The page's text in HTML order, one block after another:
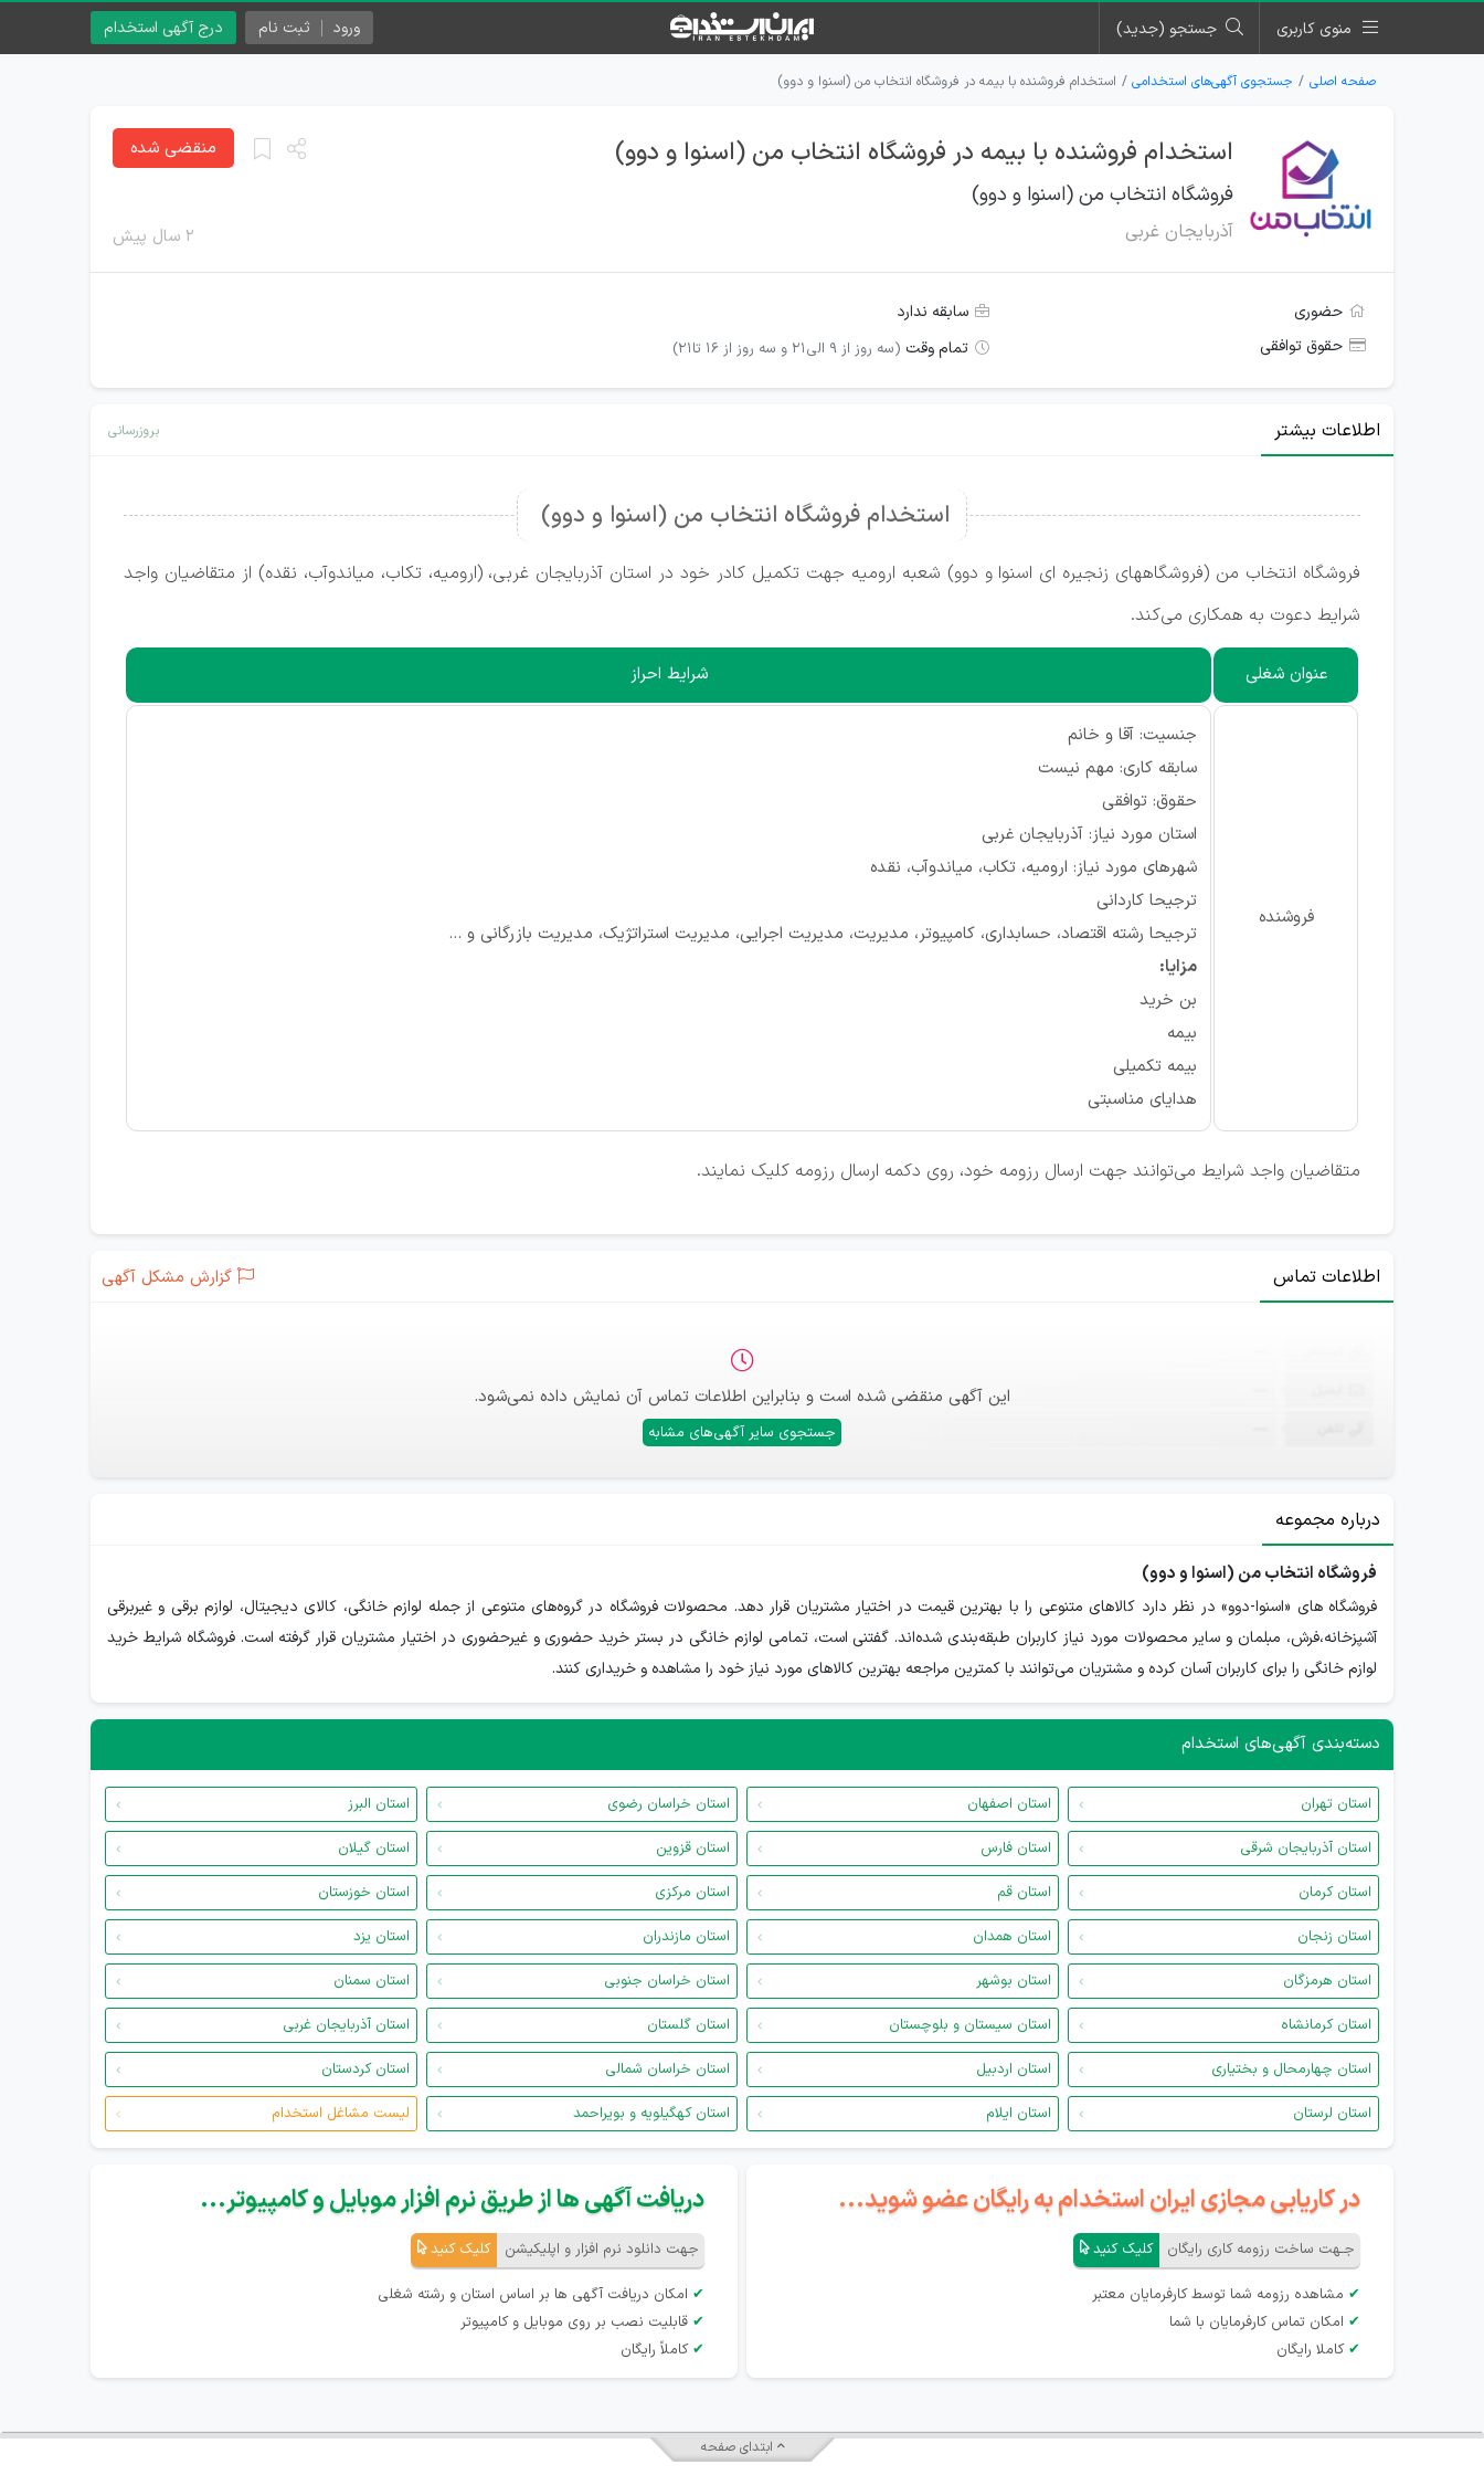
منوی کاربری جستجو (جدید) درج آگهی استخدام ورود ثبت نام
صفحه اصلی جستجوی آگهی‌های استخدامی استخدام فروشنده با بیمه در فروشگاه انتخاب من (اسنوا و دوو)
استخدام فروشنده با بیمه در فروشگاه انتخاب من (اسنوا و دوو)
فروشگاه انتخاب من (اسنوا و دوو)
آذربایجان غربی ۲ سال پیش
منقضی شده
حضوری
سابقه ندارد
حقوق توافقی
تمام وقت (سه روز از 9 الی21 و سه روز از 16 تا21)
اطلاعات بیشتر بروزرسانی
استخدام فروشگاه انتخاب من (اسنوا و دوو)
فروشگاه انتخاب من (فروشگاههای زنجیره ای اسنوا و دوو) شعبه ارومیه جهت تکمیل کادر خود در استان آذربایجان غربی، (ارومیه، تکاب، میاندوآب، نقده) از متقاضیان واجد
شرایط دعوت به همکاری می‌کند.
عنوان شغلی شرایط احراز
فروشنده
جنسیت: آقا و خانم
سابقه کاری: مهم نیست
حقوق: توافقی
استان مورد نیاز: آذربایجان غربی
شهرهای مورد نیاز: ارومیه، تکاب، میاندوآب، نقده
ترجیحا کاردانی
ترجیحا رشته اقتصاد، حسابداری، کامپیوتر، مدیریت، مدیریت اجرایی، مدیریت استراتژیک، مدیریت بازرگانی و ...
مزایا:
بن خرید
بیمه
بیمه تکمیلی
هدایای مناسبتی
متقاضیان واجد شرایط می‌توانند جهت ارسال رزومه خود، روی دکمه ارسال رزومه کلیک نمایند.
اطلاعات تماس گزارش مشکل آگهی
این آگهی منقضی شده است و بنابراین اطلاعات تماس آن نمایش داده نمی‌شود.
جستجوی سایر آگهی‌های مشابه
درباره مجموعه
فروشگاه انتخاب من (اسنوا و دوو)
فروشگاه های «اسنوا-دوو» در نظر دارد کالاهای متنوعی را با بهترین قیمت در اختیار مشتریان قرار دهد. محصولات فروشگاه در گروه‌های متنوعی از جمله لوازم خانگی، کالای دیجیتال، لوازم برقی و غیربرقی
آشپزخانه،فرش، مبلمان و سایر محصولات مورد نیاز کاربران طبقه‌بندی شده‌اند. گفتنی است، تمامی لوازم خانگی در بستر خرید حضوری و غیرحضوری در اختیار مشتریان قرار گرفته است. فروشگاه شرایط خرید
لوازم خانگی را برای کاربران آسان کرده و مشتریان می‌توانند با کمترین مراجعه بهترین کالاهای مورد نیاز خود را مشاهده و خریداری کنند.
دسته‌بندی آگهی‌های استخدام
استان تهران استان اصفهان استان خراسان رضوی
استان البرز
استان آذربایجان شرقی
استان فارس استان قزوین
استان گیلان
استان کرمان
استان قم استان مرکزی
استان خوزستان
استان زنجان
استان همدان استان مازندران
استان یزد
استان هرمزگان
استان بوشهر استان خراسان جنوبی
استان سمنان
استان کرمانشاه
استان سیستان و بلوچستان استان گلستان
استان آذربایجان غربی
استان چهارمحال و بختیاری
استان اردبیل استان خراسان شمالی
استان کردستان
استان لرستان
استان ایلام استان کهگیلویه و بویراحمد لیست مشاغل استخدام
در کاریابی مجازی ایران استخدام به رایگان عضو شوید...
جـهت ساخت رزومه کاری رایگان کلیک کنید
✔ مشاهده رزومه شما توسط کارفرمایان معتبر
✔ امکان تماس کارفرمایان با شما
✔ کاملا رایگان
دریافت آگهی ها از طریق نرم افزار موبایل و کامپیوتر...
جهت دانلود نرم افزار و اپلیکیشن کلیک کنید
✔ امکان دریافت آگهی ها بر اساس استان و رشته شغلی
✔ قابلیت نصب بر روی موبایل و کامپیوتر
✔ کاملاً رایگان
ابتدای صفحه